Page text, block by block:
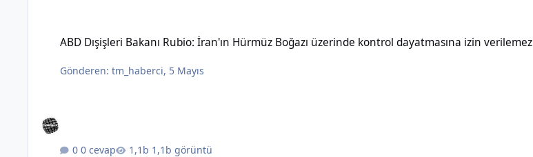
ABD Dışişleri Bakanı Rubio: İran'ın Hürmüz Boğazı üzerinde kontrol dayatmasına izin verilemez
Gönderen:tm_haberci, 5 Mayıs
0 cevap 1,1b görüntü